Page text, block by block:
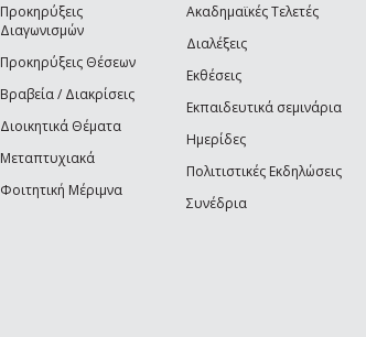
Προκηρύξεις
Διαγωνισμών
Προκηρύξεις Θέσεων
Βραβεία / Διακρίσεις
Διοικητικά Θέματα
Μεταπτυχιακά
Φοιτητική Μέριμνα
Ακαδημαϊκές Τελετές
Διαλέξεις
Εκθέσεις
Εκπαιδευτικά σεμινάρια
Ημερίδες
Πολιτιστικές Εκδηλώσεις
Συνέδρια